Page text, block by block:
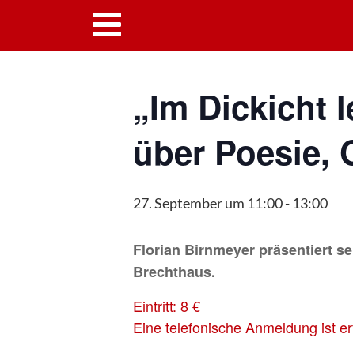
„Im Dickicht
über Poesie,
27. September um 11:00- 13:00
Florian Birnmeyer präsentiert
Brechthaus.
Eintritt: 8 €
Eine telefonische Anmeldung ist